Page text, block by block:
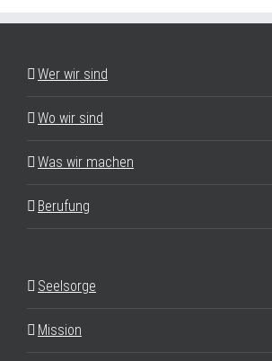
Wer wir sind
Wo wir sind
Was wir machen
Berufung
Seelsorge
Mission